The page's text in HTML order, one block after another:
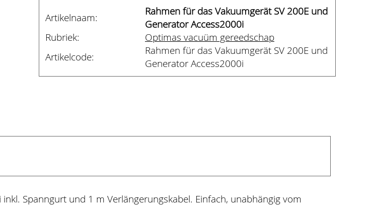
Artikelnaam:
Rahmen für das Vakuumgerät SV 200E und
Generator Access2000i
Rubriek:
Optimas vacuüm gereedschap
Artikelcode:
Rahmen für das Vakuumgerät SV 200E und
Generator Access2000i
Spanngurt und 1 m Verlängerungskabel. Einfach, unabhängig vom